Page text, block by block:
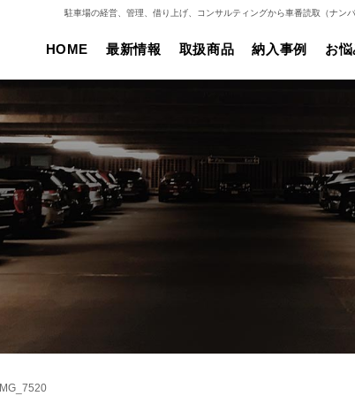
駐車場の経営、管理、借り上げ、コンサルティングから車番読取（ナン
HOME 最新情報 取扱商品 納入事例 お
IMG_7520